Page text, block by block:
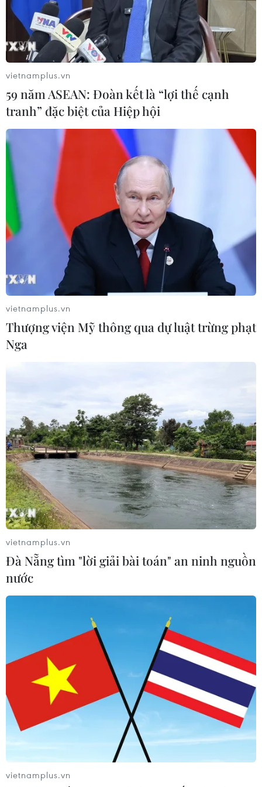
Cảnh báo thủ đoạn lừa đảo đưa lao
động thời vụ sang Hàn Quốc
06/08/2026 04:11
24 năm tù cho 2 vợ chồng tổ
chức “bay lắc” tại Hà Nội
06/08/2026 03:46
Khởi tố thêm 6 đối tượng vụ lập
khống hồ sơ bảo hiểm y tế ở Đắk Lắk
05/08/2026 14:55
Vận chuyển quá cảnh hàng giả và
xâm phạm sở hữu trí tuệ diễn biến
phức tạp
05/08/2026 13:44
24 năm tù cho đôi vợ chồng tổ chức
“bay lắc” trong quán karaoke
Lập kênh TikTok khởi nghiệp, lừa
đảo chiếm đoạt 15 tỷ đồng
05/08/2026 11:36
Đắk Lắk: Án phạt nghiêm minh với
đối tượng phá hoại đoàn kết dân tộc
Hà Nội xét xử ổ nhóm 50 đối tượng tổ
chức sử dụng ma túy trong quán
Xem thêm
CƠ QUAN CHỦ QUẢN: THÔNG TẤN XÃ VIỆT NAM
vietnamplus.vn
59 năm ASEAN: Đoàn kết là “lợi thế cạnh
tranh” đặc biệt của Hiệp hội
vietnamplus.vn
Thượng viện Mỹ thông qua dự luật trừng phạt
Nga
vietnamplus.vn
Đà Nẵng tìm "lời giải bài toán" an ninh nguồn
nước
vietnamplus.vn